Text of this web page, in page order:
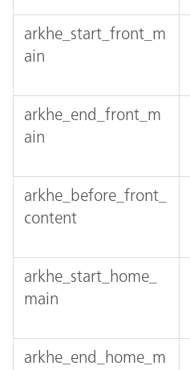
arkhe_start_front_m
ain
arkhe_end_front_m
ain
arkhe_before_front_
content
arkhe_start_home_
main
arkhe_end_home_m